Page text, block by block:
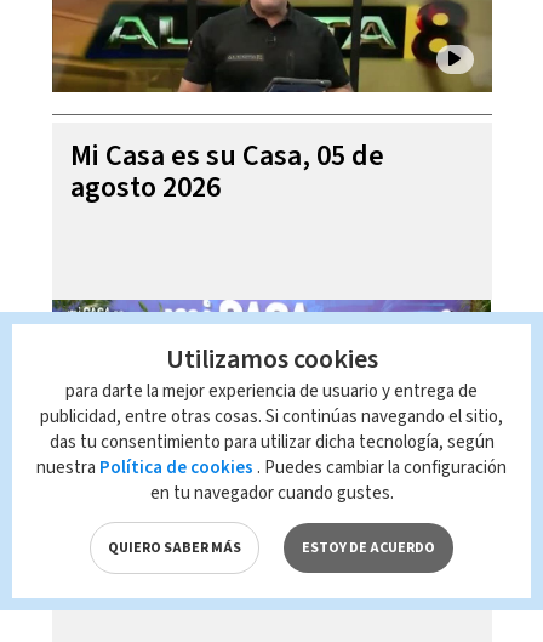
Mi Casa es su Casa, 05 de
agosto 2026
Telediario En Directo con Paula
Brenes, 05 de agosto 2026
Utilizamos cookies
para darte la mejor experiencia de usuario y entrega de
publicidad, entre otras cosas. Si continúas navegando el sitio,
das tu consentimiento para utilizar dicha tecnología, según
nuestra Política de cookies . Puedes cambiar la configuración
en tu navegador cuando gustes.
QUIERO SABER MÁS ESTOY DE ACUERDO